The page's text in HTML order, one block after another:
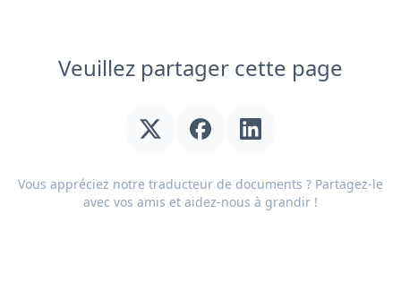
Veuillez partager cette page
Vous appréciez notre traducteur de documents ? Partagez-le
avec vos amis et aidez-nous à grandir !